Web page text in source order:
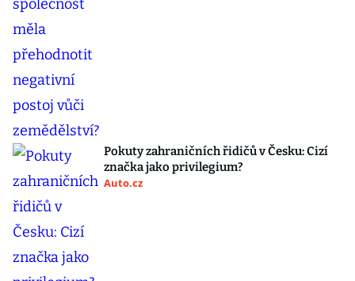
Pokuty zahraničních řidičů v Česku: Cizí
značka jako privilegium?
Auto.cz